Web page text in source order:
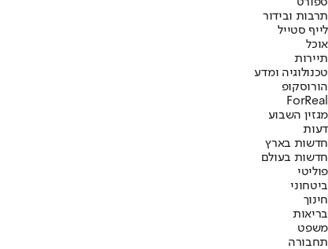
תרבות ובידור
לייף סטייל
אוכל
תיירות
טכנולוגיה ומדע
הורוסקופ
ForReal
מגזין השבוע
דעות
חדשות בארץ
חדשות בעולם
פוליטי
ביטחוני
חינוך
בריאות
משפט
תחבורה